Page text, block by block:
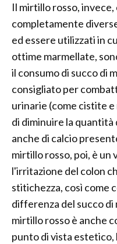
Il mirtillo rosso,
completamente
ed essere utilizzati in
ottime marmellate,
il consumo di succo di
consigliato per
urinarie (come cistite
di diminuire la quantità
anche di calcio
mirtillo rosso, poi, è un
l'irritazione del colon
stitichezza, così come
differenza del succo
mirtillo rosso è anche
punto di vista estetico,